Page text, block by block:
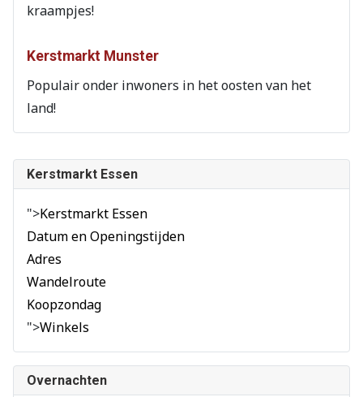
Kerstmarkt Essen
">Kerstmarkt Essen
Datum en Openingstijden
Adres
Wandelroute
Koopzondag
">Winkels
Overnachten
kraampjes!
Kerstmarkt Munster
Populair onder inwoners in het oosten van het
land!